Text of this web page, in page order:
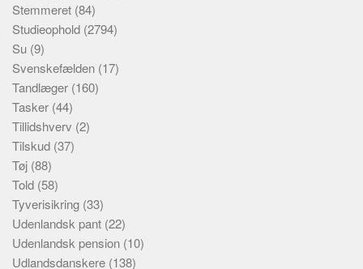
Stemmeret (84)
Studieophold (2794)
Su (9)
Svenskefælden (17)
Tandlæger (160)
Tasker (44)
Tillidshverv (2)
Tilskud (37)
Tøj (88)
Told (58)
Tyverisikring (33)
Udenlandsk pant (22)
Udenlandsk pension (10)
Udlandsdanskere (138)